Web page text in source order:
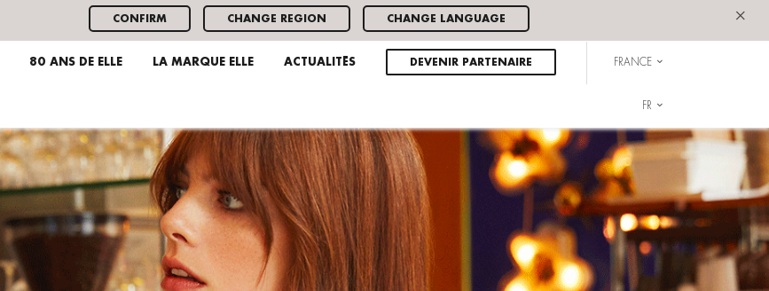
CONFIRM CHANGE REGION CHANGE LANGUAGE ×
80 ANS DE ELLE LA MARQUE ELLE ACTUALITÉS DEVENIR PARTENAIRE FRANCE
FR